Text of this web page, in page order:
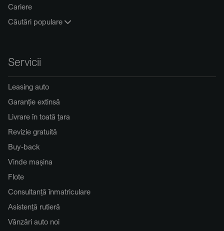
Cariere
Căutări populare
Servicii
Leasing auto
Garanție extinsă
Livrare în toată țara
Revizie gratuită
Buy-back
Vinde mașina
Flote
Consultanță înmatriculare
Asistență rutieră
Vânzări auto noi